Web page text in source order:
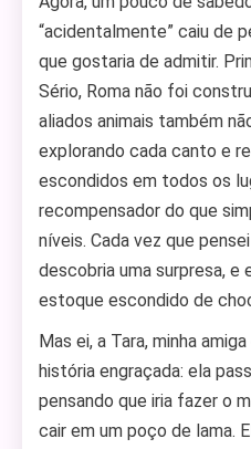
“acidentalmente” caiu de
que gostaria de admitir.
Sério, Roma não foi
aliados animais também
explorando cada canto e
escondidos em todos os
recompensador do que
níveis. Cada vez que
descobria uma surpresa, e
estoque escondido de
Mas ei, a Tara, minha
história engraçada: ela
pensando que iria fazer o
cair em um poço de lama.